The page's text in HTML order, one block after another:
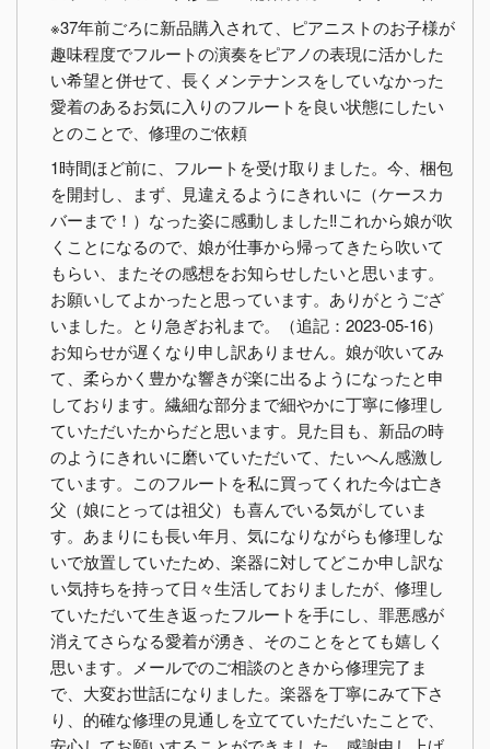
※37年前ごろに新品購入されて、ピアニストのお子様が
趣味程度でフルートの演奏をピアノの表現に活かした
い希望と併せて、長くメンテナンスをしていなかった
愛着のあるお気に入りのフルートを良い状態にしたい
とのことで、修理のご依頼
1時間ほど前に、フルートを受け取りました。今、梱包
を開封し、まず、見違えるようにきれいに（ケースカ
バーまで！）なった姿に感動しました‼︎これから娘が吹
くことになるので、娘が仕事から帰ってきたら吹いて
もらい、またその感想をお知らせしたいと思います。
お願いしてよかったと思っています。ありがとうござ
いました。とり急ぎお礼まで。（追記：2023-05-16）
お知らせが遅くなり申し訳ありません。娘が吹いてみ
て、柔らかく豊かな響きが楽に出るようになったと申
しております。繊細な部分まで細やかに丁寧に修理し
ていただいたからだと思います。見た目も、新品の時
のようにきれいに磨いていただいて、たいへん感激し
ています。このフルートを私に買ってくれた今は亡き
父（娘にとっては祖父）も喜んでいる気がしていま
す。あまりにも長い年月、気になりながらも修理しな
いで放置していたため、楽器に対してどこか申し訳な
い気持ちを持って日々生活しておりましたが、修理し
ていただいて生き返ったフルートを手にし、罪悪感が
消えてさらなる愛着が湧き、そのことをとても嬉しく
思います。メールでのご相談のときから修理完了ま
で、大変お世話になりました。楽器を丁寧にみて下さ
り、的確な修理の見通しを立てていただいたことで、